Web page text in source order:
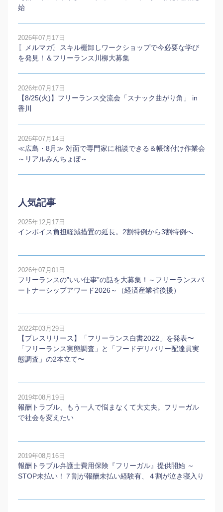
始
2026年07月17日
〖メルマガ〗スキル棚卸しワークショップで今必要な学び
を発見！＆フリーランス川柳大募集
2026年07月17日
【8/25(火)】フリーランス交流会「スナック曲がり角」 in
香川
2026年07月14日
≪広島・8月≫ 対面で専門家に相談できる＆帳簿付け作業会
～リアルみんちょぼ～
人気記事
2025年12月17日
インボイス負担軽減措置の延長。2割特例から3割特例へ
2026年07月01日
フリーランスの”いい仕事”の話を大募集！～フリーランスパ
ートナーシップアワード2026～（経済産業省後援）
2022年03月29日
【プレスリリース】「フリーランス白書2022」を発表〜
「フリーランス実態調査」と「フードデリバリー配達員実
態調査」の2本⽴て〜
2019年08月19日
報酬トラブル、もう一人で悩まなくて大丈夫。フリーガル
で社会を変えたい
2019年08月16日
報酬トラブル弁護士費用保険『フリーガル』提供開始 ～
STOP未払い！７割が報酬未払い経験有、４割が泣き寝入り